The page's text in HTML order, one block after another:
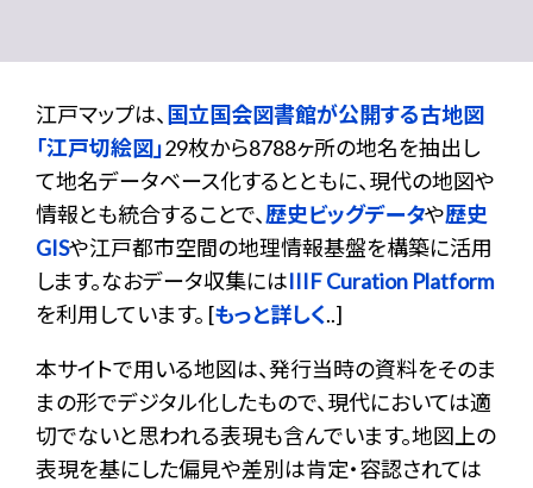
江戸マップは、 国立国会図書館が公開する古地図
「江戸切絵図」29枚から8788ヶ所の地名を抽出し
て地名データベース化するとともに、現代の地図や
情報とも統合することで、歴史ビッグデータや歴史
GISや江戸都市空間の地理情報基盤を構築に活用
します。なおデータ収集にはIIIF Curation Platform
を利用しています。 [もっと詳しく..]
本サイトで用いる地図は、発行当時の資料をそのま
まの形でデジタル化したもので、現代においては適
切でないと思われる表現も含んでいます。地図上の
表現を基にした偏見や差別は肯定・容認されては